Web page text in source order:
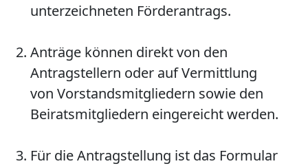
unterzeichneten Förderantrags.
Anträge können direkt von den
Antragstellern oder auf Vermittlung
von Vorstandsmitgliedern sowie den
Beiratsmitgliedern eingereicht werden.
Für die Antragstellung ist das Formular